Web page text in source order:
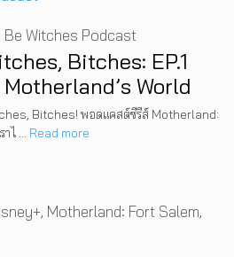
Bitches: EP.1
World
Be Witches Podcast
Bitches! พอดแคสต์ซีรีส์ Motherland:
ไ … Read more
, Motherland: Fort Salem,